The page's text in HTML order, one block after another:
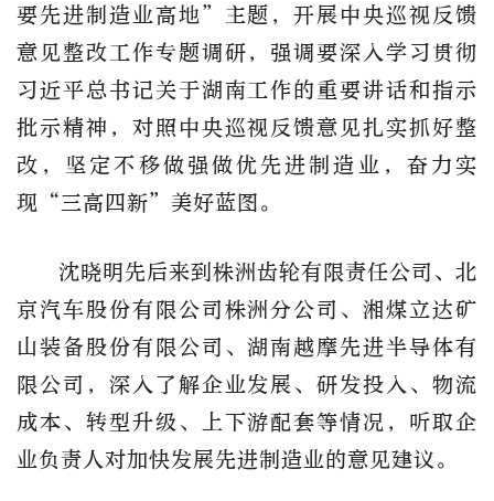
要先进制造业高地”主题，开展中央巡视反馈
意见整改工作专题调研，强调要深入学习贯彻
习近平总书记关于湖南工作的重要讲话和指示
批示精神，对照中央巡视反馈意见扎实抓好整
改，坚定不移做强做优先进制造业，奋力实
现“三高四新”美好蓝图。
沈晓明先后来到株洲齿轮有限责任公司、北
京汽车股份有限公司株洲分公司、湘煤立达矿
山装备股份有限公司、湖南越摩先进半导体有
限公司，深入了解企业发展、研发投入、物流
成本、转型升级、上下游配套等情况，听取企
业负责人对加快发展先进制造业的意见建议。